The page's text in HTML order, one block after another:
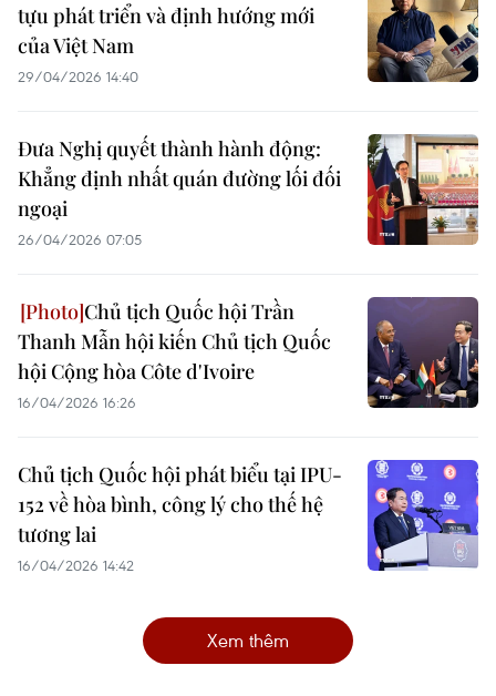
tựu phát triển và định hướng mới
của Việt Nam
29/04/2026 14:40
Đưa Nghị quyết thành hành động:
Khẳng định nhất quán đường lối đối
ngoại
26/04/2026 07:05
Chủ tịch Quốc hội Trần
Thanh Mẫn hội kiến Chủ tịch Quốc
hội Cộng hòa Côte d'Ivoire
16/04/2026 16:26
Chủ tịch Quốc hội phát biểu tại IPU-
152 về hòa bình, công lý cho thế hệ
tương lai
16/04/2026 14:42
Xem thêm